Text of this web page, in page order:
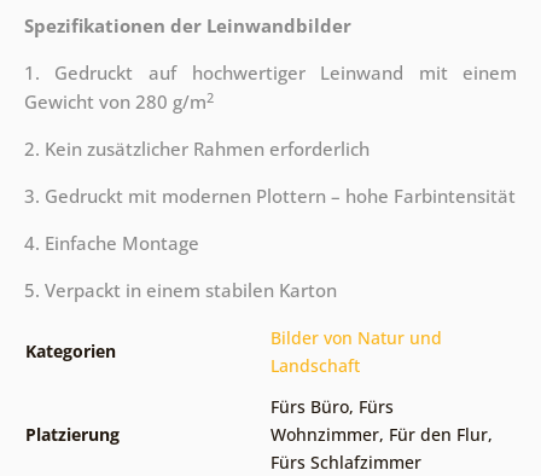
Spezifikationen der Leinwandbilder
1. Gedruckt auf hochwertiger Leinwand mit einem
Gewicht von 280 g/m2
2. Kein zusätzlicher Rahmen erforderlich
3. Gedruckt mit modernen Plottern – hohe Farbintensität
4. Einfache Montage
5. Verpackt in einem stabilen Karton
Kategorien
Bilder von Natur und
Landschaft
Platzierung
Fürs Büro, Fürs
Wohnzimmer, Für den Flur,
Fürs Schlafzimmer